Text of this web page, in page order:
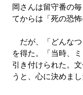
岡さんは留守番の
てからは「死の恐
だが、「どんなつ
を得た。「当時、
引き付けられた。
うと、心に決めまし